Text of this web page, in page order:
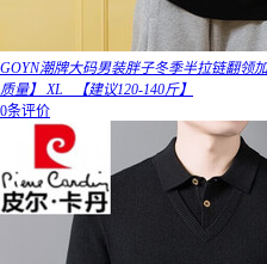
GOYN潮牌大码男装胖子冬季半拉链翻领
质量】 XL _【建议120-140斤】
0条评价